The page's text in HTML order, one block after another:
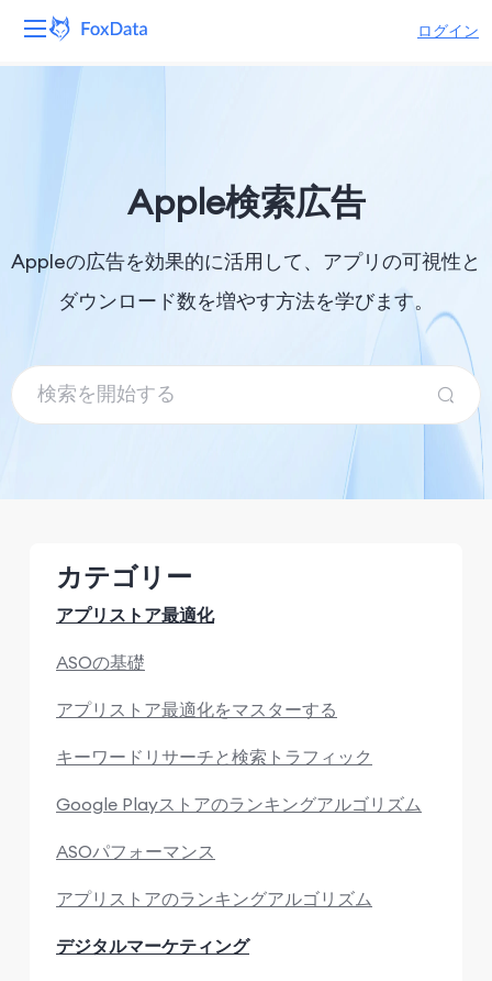
ログイン
ソリューション
リソース
会社
Apple検索広告
Appleの広告を効果的に活用して、アプリの可視性と
ダウンロード数を増やす方法を学びます。
カテゴリー
アプリストア最適化
ASOの基礎
アプリストア最適化をマスターする
キーワードリサーチと検索トラフィック
Google Playストアのランキングアルゴリズム
ASOパフォーマンス
アプリストアのランキングアルゴリズム
デジタルマーケティング